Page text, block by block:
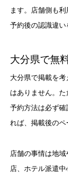
ます。店舗側も
予約後の認識違い
大分県で無
大分県で掲載を
はありません。た
予約方法は必ず
れば、掲載後のペ
店舗の事情は地
店、ホテル派遣